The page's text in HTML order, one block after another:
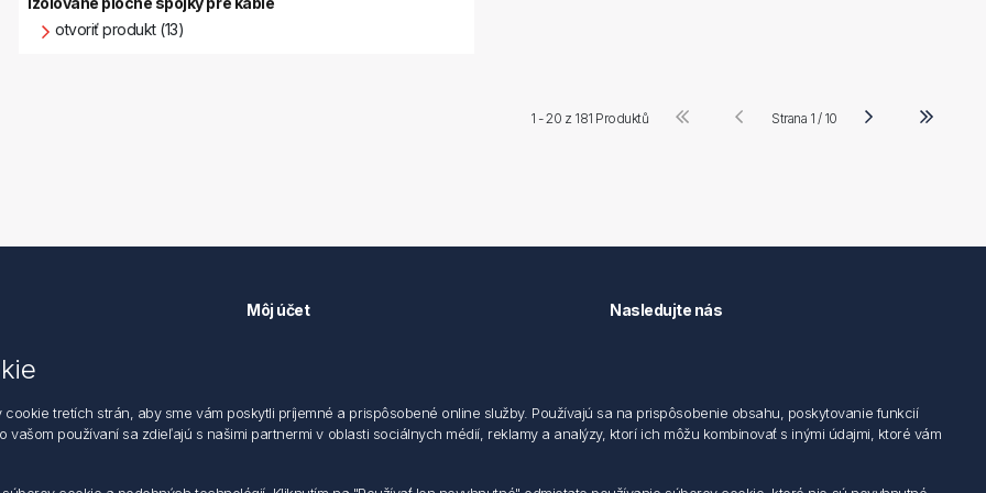
otvoriť produkt (13)
1 - 20 z 181 Produktů Strana 1 / 10
ochrane údajov
Môj účet Nasledujte nás
tretích strán, aby sme vám poskytli príjemné a prispôsobené online služby. Používajú sa na prispôsobenie obsahu, poskytovanie funkcií
používaní sa zdieľajú s našimi partnermi v oblasti sociálnych médií, reklamy a analýzy, ktorí ich môžu kombinovať s inými údajmi, ktoré vám